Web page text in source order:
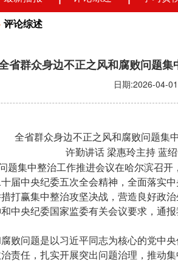
评论综述
省群众身边不正之风和腐败问题
日期:2026-04-01
全省群众身边不正之风和腐败问题集
许勤讲话 梁惠玲主持 蓝
题集中整治工作推进会议在哈尔滨召
届中央纪委五次全会精神，全面落实
打赢集中整治攻坚决战，营造良好政
中央纪委国家监委有关会议要求，通
败问题是以习近平同志为核心的党中
责任，扎实开展突出问题治理，推动集